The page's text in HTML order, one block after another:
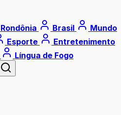
Rondônia Brasil
Mundo
Esporte
Entretenimento
Língua de Fogo